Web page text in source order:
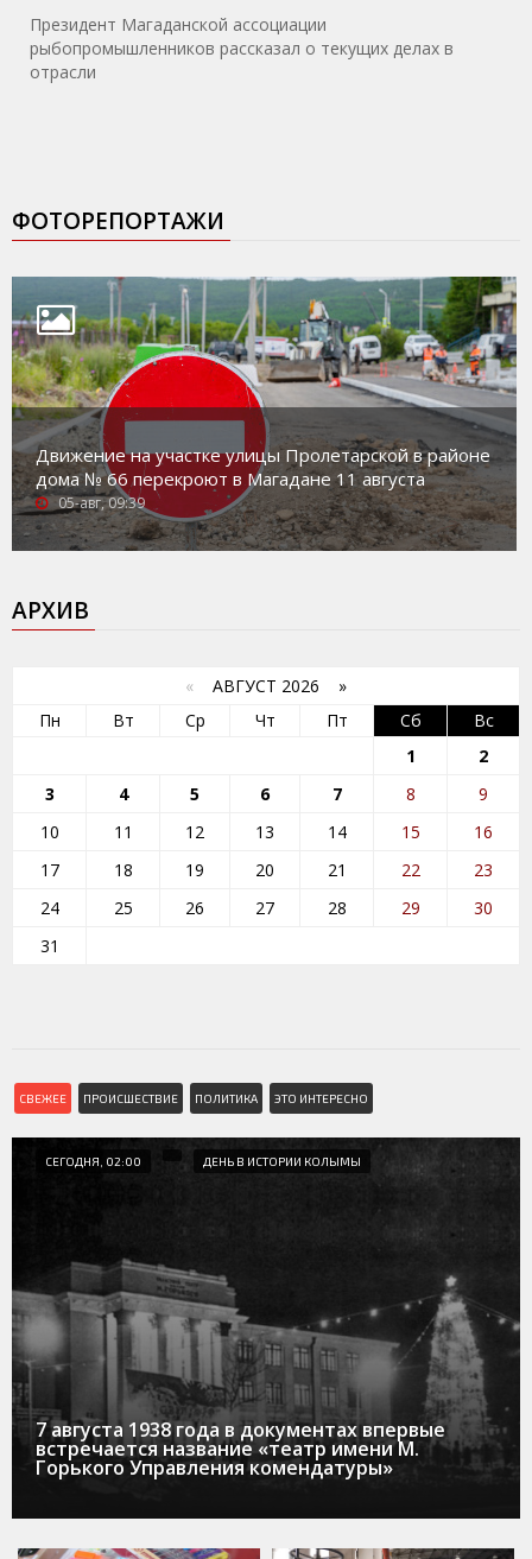
Президент Магаданской ассоциации
рыбопромышленников рассказал о текущих делах в
отрасли
ФОТОРЕПОРТАЖИ
Движение на участке улицы Пролетарской в районе
дома № 66 перекроют в Магадане 11 августа
05-авг, 09:39
АРХИВ
« АВГУСТ 2026 »
Пн
Вт Ср Чт Пт Сб
Вс
1
2
3
4 5 6 7 8
9
10
11 12 13 14 15
16
17
18 19 20 21 22
23
24
25 26 27 28 29
30
31
СВЕЖЕЕ ПРОИСШЕСТВИЕ ПОЛИТИКА ЭТО ИНТЕРЕСНО
СЕГОДНЯ, 02:00 ДЕНЬ В ИСТОРИИ КОЛЫМЫ
7 августа 1938 года в документах впервые
встречается название «театр имени М.
Горького Управления комендатуры»